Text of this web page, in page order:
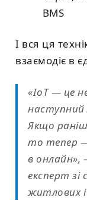
BMS
І вся ця
взаємодіє в
«IoT — це
наступний
Якщо
то тепер —
в онлайн»,
експерт
житлових